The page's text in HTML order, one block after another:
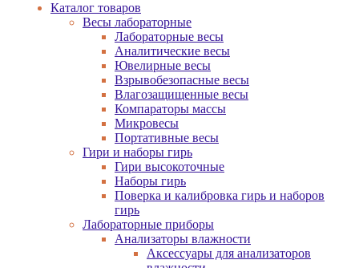
Каталог товаров
Весы лабораторные
Лабораторные весы
Аналитические весы
Ювелирные весы
Взрывобезопасные весы
Влагозащищенные весы
Компараторы массы
Микровесы
Портативные весы
Гири и наборы гирь
Гири высокоточные
Наборы гирь
Поверка и калибровка гирь и наборов
гирь
Лабораторные приборы
Анализаторы влажности
Аксессуары для анализаторов